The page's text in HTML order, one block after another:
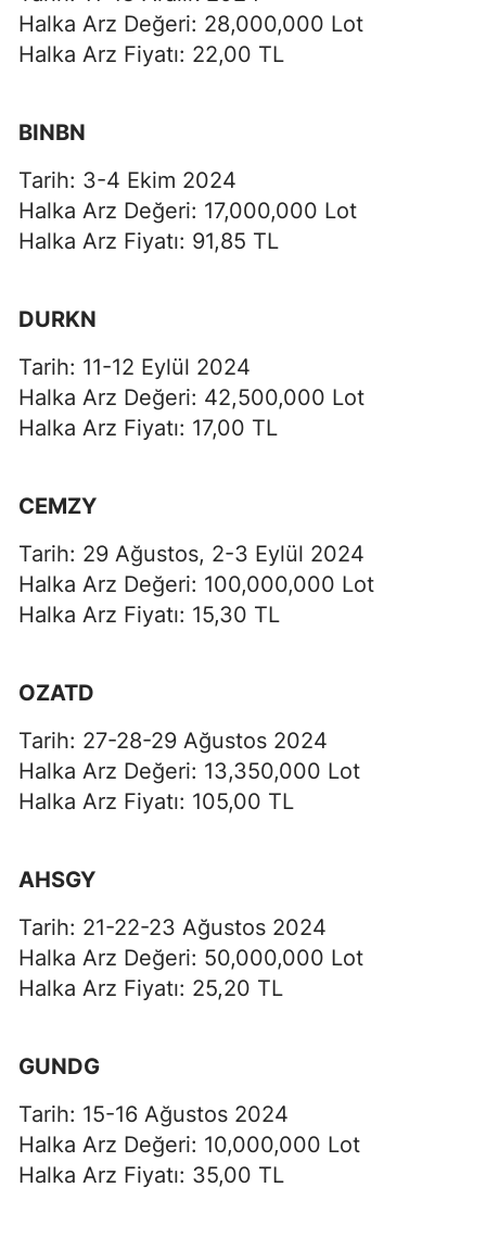
Halka Arz Değeri: 28,000,000 Lot
Halka Arz Fiyatı: 22,00 TL
BINBN
Tarih: 3-4 Ekim 2024
Halka Arz Değeri: 17,000,000 Lot
Halka Arz Fiyatı: 91,85 TL
DURKN
Tarih: 11-12 Eylül 2024
Halka Arz Değeri: 42,500,000 Lot
Halka Arz Fiyatı: 17,00 TL
CEMZY
Tarih: 29 Ağustos, 2-3 Eylül 2024
Halka Arz Değeri: 100,000,000 Lot
Halka Arz Fiyatı: 15,30 TL
OZATD
Tarih: 27-28-29 Ağustos 2024
Halka Arz Değeri: 13,350,000 Lot
Halka Arz Fiyatı: 105,00 TL
AHSGY
Tarih: 21-22-23 Ağustos 2024
Halka Arz Değeri: 50,000,000 Lot
Halka Arz Fiyatı: 25,20 TL
GUNDG
Tarih: 15-16 Ağustos 2024
Halka Arz Değeri: 10,000,000 Lot
Halka Arz Fiyatı: 35,00 TL